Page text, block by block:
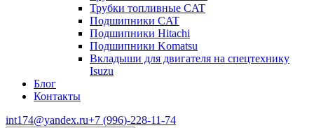
Трубки топливные CAT
Подшипники CAT
Подшипники Hitachi
Подшипники Komatsu
Вкладыши для двигателя на спецтехнику
Isuzu
Блог
Контакты
int174@yandex.ru+7 (996)-228-11-74